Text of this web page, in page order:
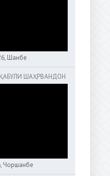
Шанбе
ШАҲРВАНДОН
Чоршанбе